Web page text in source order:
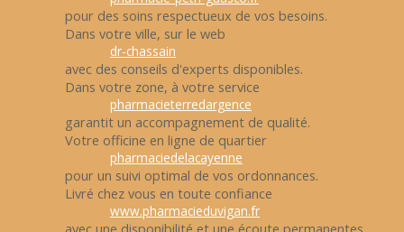
pour des soins respectueux de vos besoins.
Dans votre ville, sur le web
dr-chassain
avec des conseils d'experts disponibles.
Dans votre zone, à votre service
pharmacieterredargence
garantit un accompagnement de qualité.
Votre officine en ligne de quartier
pharmaciedelacayenne
pour un suivi optimal de vos ordonnances.
Livré chez vous en toute confiance
www.pharmacieduvigan.fr